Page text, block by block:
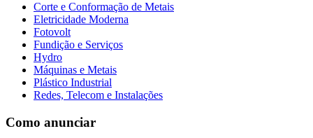
Corte e Conformação de Metais
Eletricidade Moderna
Fotovolt
Fundição e Serviços
Hydro
Máquinas e Metais
Plástico Industrial
Redes, Telecom e Instalações
Como anunciar